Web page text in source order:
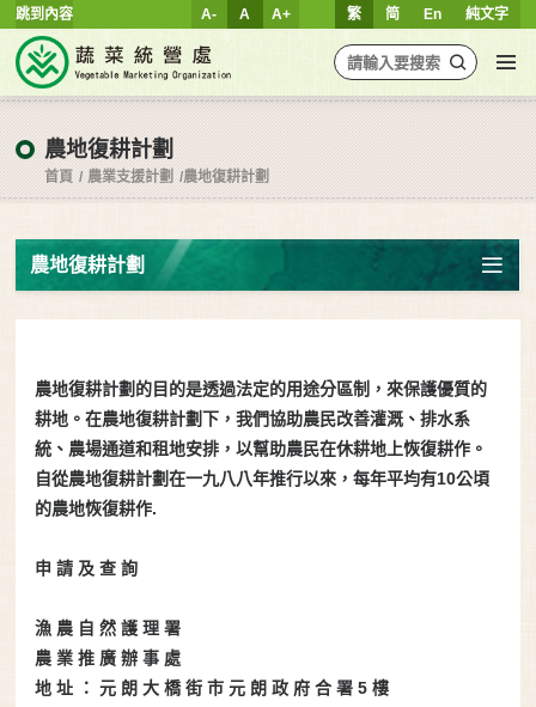
跳到內容 繁 简 En 純文字
A- A A+
農地復耕計劃
首頁 農業支援計劃 農地復耕計劃
農地復耕計劃
農地復耕計劃的目的是透過法定的用途分區制，來保護優質的
耕地。在農地復耕計劃下，我們協助農民改善灌溉、排水系
統、農場通道和租地安排，以幫助農民在休耕地上恢復耕作。
自從農地復耕計劃在一九八八年推行以來，每年平均有10公頃
的農地恢復耕作.
申 請 及 查 詢
漁 農 自 然 護 理 署
農 業 推 廣 辦 事 處
地 址 ： 元 朗 大 橋 街 市 元 朗 政 府 合 署 5 樓